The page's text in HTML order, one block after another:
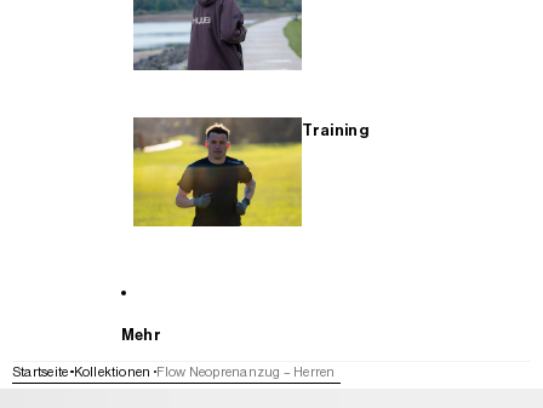
Training
Mehr
Startseite Kollektionen Flow Neoprenanzug – Herren
WEITER ZU DEN PRODUKTINFORMATIONEN